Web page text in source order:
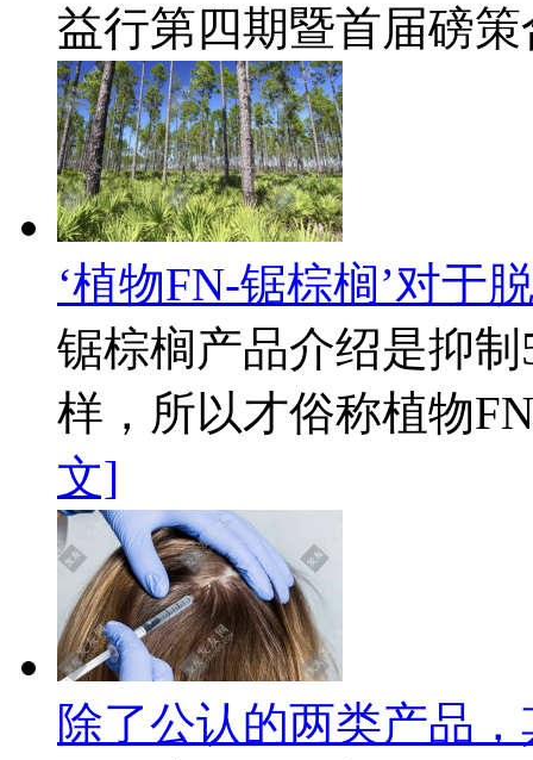
益行第四期暨首届磅
‘植物FN-锯棕榈’对于
锯棕榈产品介绍是抑
样，所以才俗称植物
文]
除了公认的两类产品